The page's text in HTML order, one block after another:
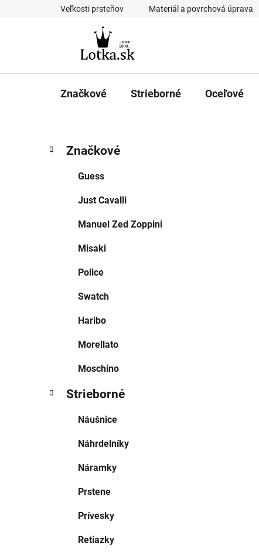
Veľkosti prsteňov Materiál a povrchová úprava
Značkové Strieborné Oceľové
B
kategórie
a
Značkové
Guess
Just Cavalli
Manuel Zed Zoppini
Misaki
Police
Swatch
Haribo
Morellato
Moschino
Strieborné
Náušnice
Náhrdelníky
Náramky
Prstene
Prívesky
Retiazky